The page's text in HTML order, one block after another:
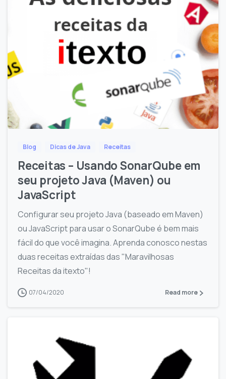
Blog Dicas de Java Receitas
Receitas – Usando SonarQube em
seu projeto Java (Maven) ou
JavaScript
Configurar seu projeto Java (baseado em Maven)
ou JavaScript para usar o SonarQube é bem mais
fácil do que você imagina. Aprenda conosco nestas
duas receitas extraídas das "Maravilhosas
Receitas da itexto"!
07/04/2020 Read more